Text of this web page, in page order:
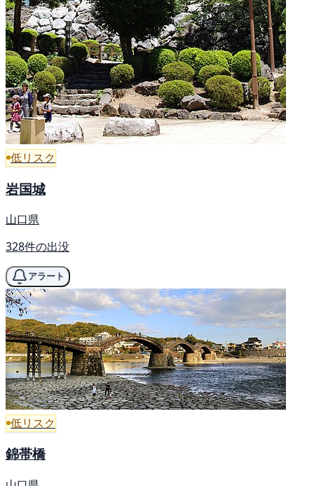
低リスク
岩国城
山口県
328件の出没
アラート
低リスク
錦帯橋